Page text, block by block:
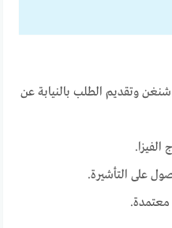
وتقديم الطلب بالنيابة عن
الفيزا.
على التأشيرة.
معتمدة.